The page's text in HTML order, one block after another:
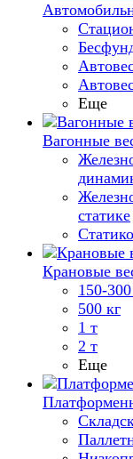
Еще
Вагонные
статике
Крановые
150-
500 кг
1 т
2 т
Еще